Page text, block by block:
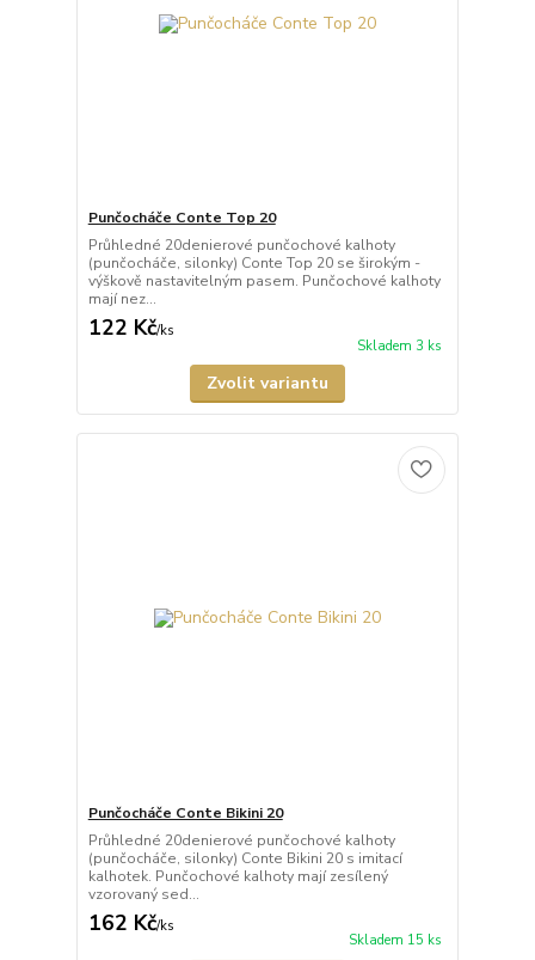
Punčocháče Conte Top 20
Průhledné 20denierové punčochové kalhoty
(punčocháče, silonky) Conte Top 20 se širokým -
výškově nastavitelným pasem. Punčochové kalhoty
mají nez...
122 Kč/ks
Skladem 3 ks
Zvolit variantu
Punčocháče Conte Bikini 20
Průhledné 20denierové punčochové kalhoty
(punčocháče, silonky) Conte Bikini 20 s imitací
kalhotek. Punčochové kalhoty mají zesílený
vzorovaný sed...
162 Kč/ks
Skladem 15 ks